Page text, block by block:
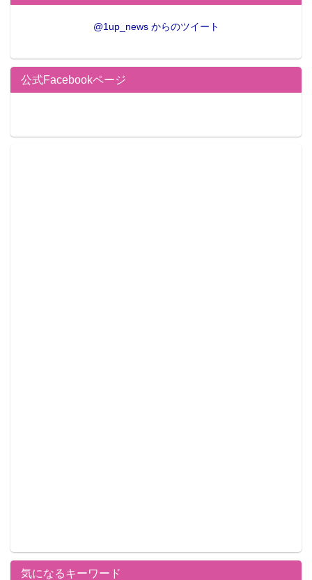
@1up_news からのツイート
公式Facebookページ
気になるキーワード